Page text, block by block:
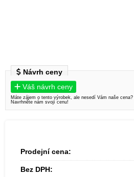
Návrh ceny
Váš návrh ceny
Máte zájem o tento výrobek, ale nesedí Vám naše
Navrhněte nám svojí cenu!
Prodejní cena:
Bez DPH: